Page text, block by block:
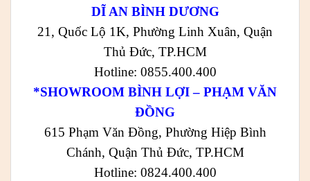
DĨ AN BÌNH DƯƠNG
21, Quốc Lộ 1K, Phường Linh Xuân, Quận
Thủ Đức, TP.HCM
Hotline: 0855.400.400
*SHOWROOM BÌNH LỢI – PHẠM VĂN
ĐỒNG
615 Phạm Văn Đồng, Phường Hiệp Bình
Chánh, Quận Thủ Đức, TP.HCM
Hotline: 0824.400.400